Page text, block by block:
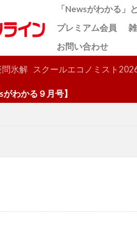
「Newsがわかる」
プレミアム会員
お問い合わせ
問氷解 スクールエコノミスト
かる９月号】